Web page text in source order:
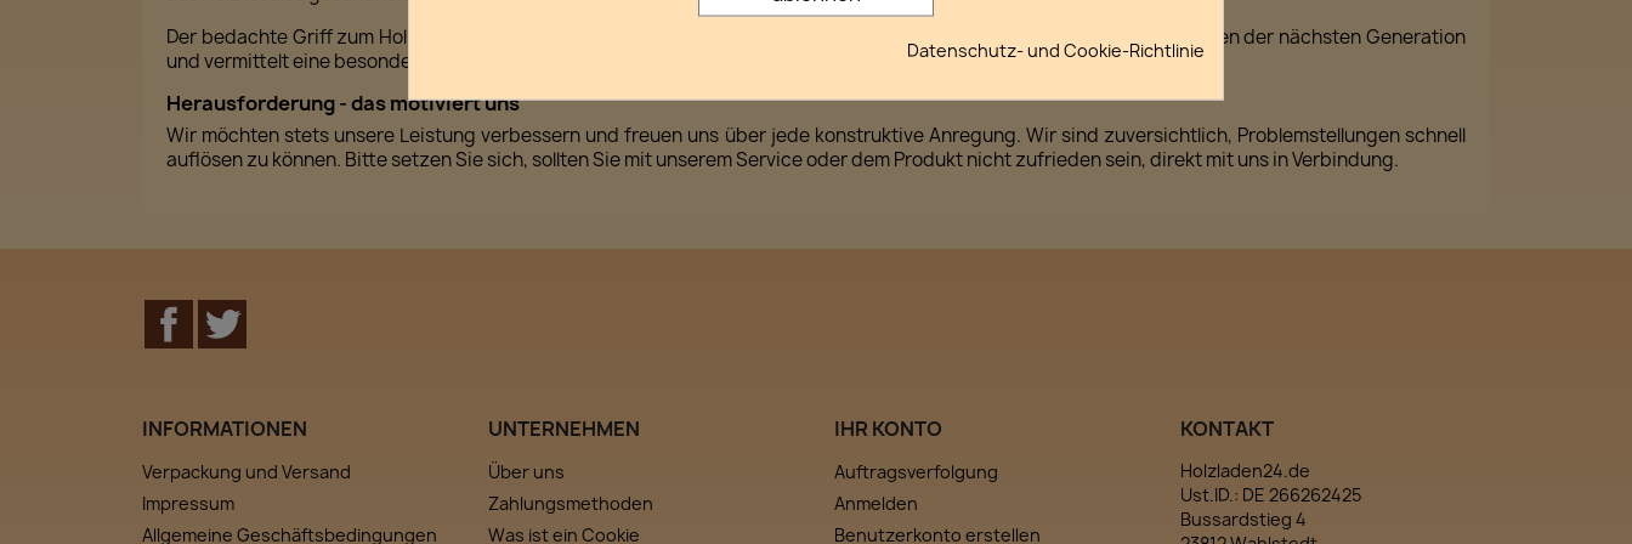
Der bedachte Griff zum Holzprodukt ist aktiver Umweltschutz, erhöht die eigene Lebensqualität, bewahrt die Grundlagen der nächsten Generation
und vermittelt eine besondere Freude.
Herausforderung - das motiviert uns
Wir möchten stets unsere Leistung verbessern und freuen uns über jede konstruktive Anregung. Wir sind zuversichtlich, Problemstellungen schnell
auflösen zu können. Bitte setzen Sie sich, sollten Sie mit unserem Service oder dem Produkt nicht zufrieden sein, direkt mit uns in Verbindung.
Facebook
INFORMATIONEN
Verpackung und Versand
Impressum
Allgemeine Geschäftsbedingungen
UNTERNEHMEN
Über uns
Zahlungsmethoden
Was ist ein Cookie
IHR KONTO
Auftragsverfolgung
Anmelden
Benutzerkonto erstellen
KONTAKT
Holzladen24.de
Ust.ID.: DE 266262425
Bussardstieg 4
Datenschutz- und Cookie-Richtlinie